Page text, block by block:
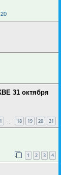
31 октября
1 18 19 20 21
1 2 3 4